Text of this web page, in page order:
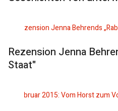
Rezension Jenna
Staat"